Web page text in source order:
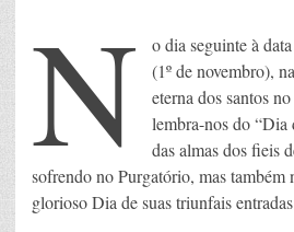
N
o dia seguinte à
(1º de novembro),
eterna dos santos
lembra-nos do “Dia
das almas dos fieis
sofrendo no Purgatório, mas também
glorioso Dia de suas triunfais